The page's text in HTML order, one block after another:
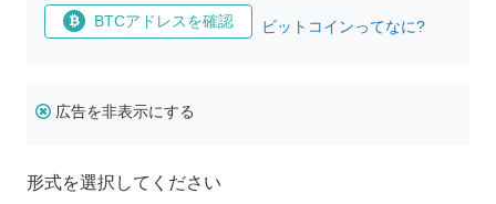
BTCアドレスを確認 ビットコインってなに?
広告を非表示にする
形式を選択してください